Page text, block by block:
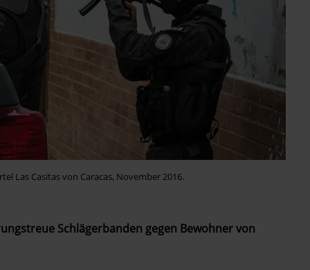
Las Casitas von Caracas, November 2016.
Schlägerbanden gegen Bewohner von